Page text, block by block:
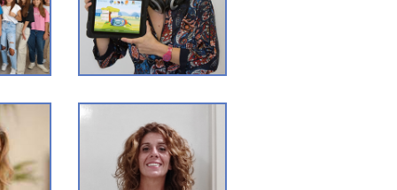
GIORGIA ROLLO